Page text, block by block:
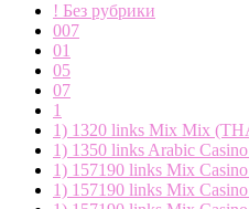
! Без рубрики
007
01
05
07
1
1) 1320 links Mix Mix
1) 1350 links Arabic
1) 157190 links Mix
1) 157190 links Mix